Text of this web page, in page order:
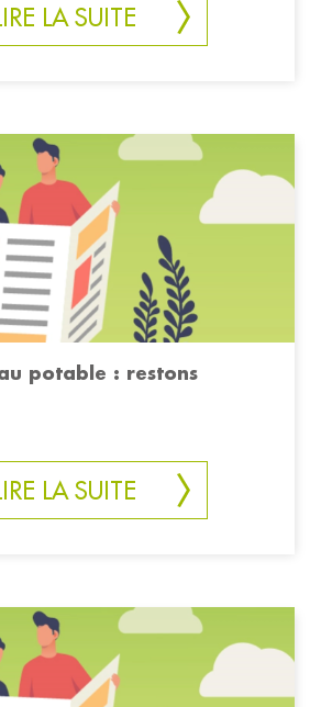
LA SUITE
potable : restons
LA SUITE